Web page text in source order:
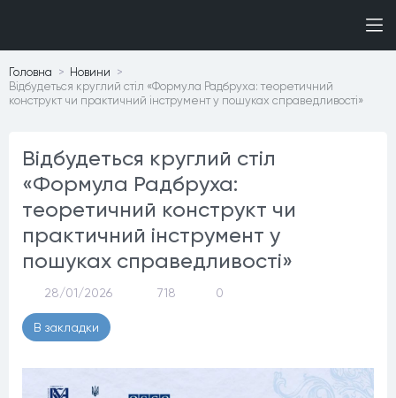
Головна
Новини
Відбудеться круглий стіл «Формула Радбруха: теоретичний
конструкт чи практичний інструмент у пошуках справедливості»
Відбудеться круглий стіл
«Формула Радбруха:
теоретичний конструкт чи
практичний інструмент у
пошуках справедливості»
28/01/2026 718 0
В закладки